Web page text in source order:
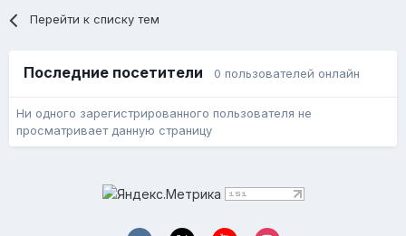
Перейти к списку тем
Последние посетители 0 пользователей онлайн
Ни одного зарегистрированного пользователя не
просматривает данную страницу